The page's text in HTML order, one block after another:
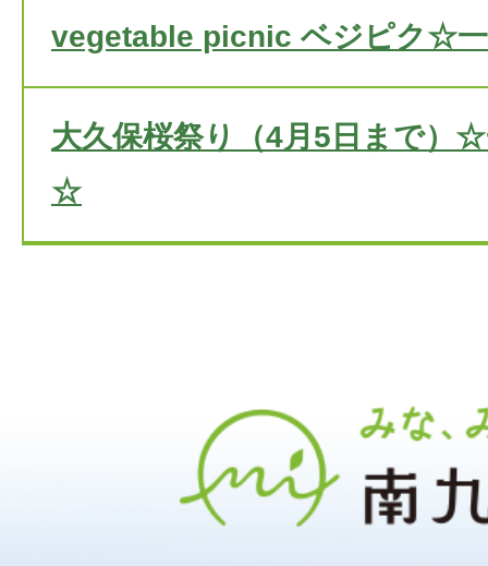
vegetable picnic ベジピク☆
大久保桜祭り（4月5日まで）
☆